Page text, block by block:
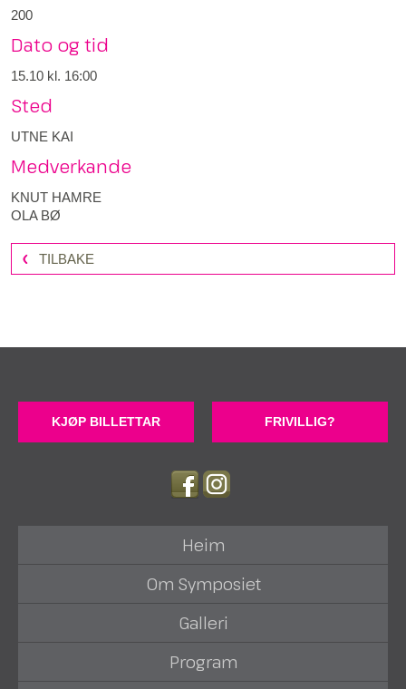
200
Dato og tid
15.10 kl. 16:00
Sted
UTNE KAI
Medverkande
KNUT HAMRE
OLA BØ
TILBAKE
KJØP BILLETTAR FRIVILLIG?
Heim
Om Symposiet
Galleri
Program